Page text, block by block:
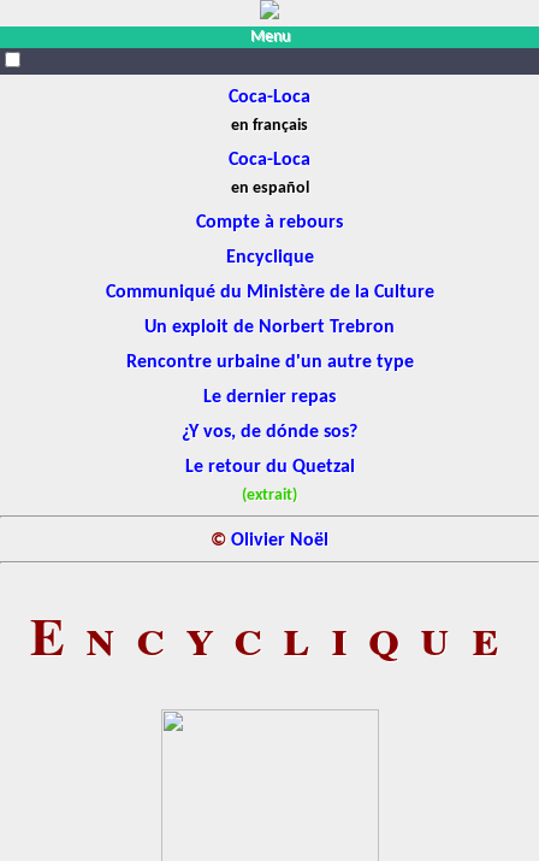
Menu
Coca-Loca
en français
Coca-Loca
en español
Compte à rebours
Encyclique
Communiqué du Ministère de la Culture
Un exploit de Norbert Trebron
Rencontre urbaine d'un autre type
Le dernier repas
¿Y vos, de dónde sos?
Le retour du Quetzal
(extrait)
© Olivier Noël
Encyclique